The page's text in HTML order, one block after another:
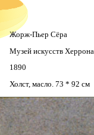
Жорж-Пьер Сёра
Музей искусств
1890
Холст, масло. 73 * 92 см